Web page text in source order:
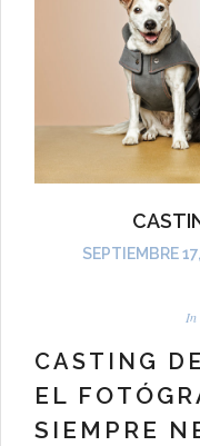
SEPTIEMBRE
In
CASTING
EL
SIEMPRE